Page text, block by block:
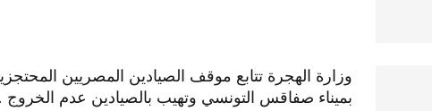
وزارة الهجرة تتابع موقف الصيادين المصريين
بميناء صفاقس التونسي وتهيب بالصيادين عدم